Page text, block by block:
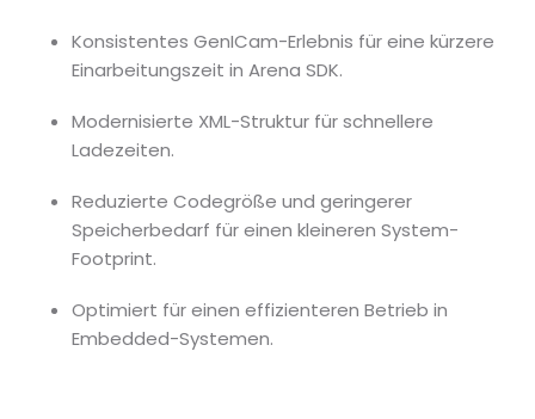
Konsistentes GenICam-Erlebnis für eine kürzere
Einarbeitungszeit in Arena SDK.
Modernisierte XML-Struktur für schnellere
Ladezeiten.
Reduzierte Codegröße und geringerer
Speicherbedarf für einen kleineren System-
Footprint.
Optimiert für einen effizienteren Betrieb in
Embedded-Systemen.